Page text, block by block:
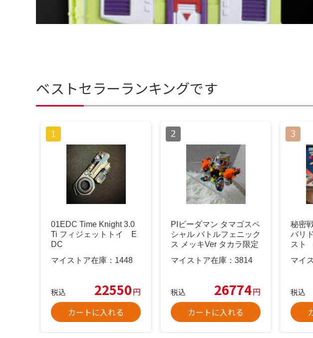
ベストセラーランキングです
01EDC Time Knight 3.0
Ti フィジェットトイ E
DC
マイストア在庫： 1448
税込 22550円
カートに入れる
PIビーダマン タマゴスペ
シャル バトルフェニック
ス メッキVer タカラ限定
マイストア在庫： 3814
税込 26774円
カートに入れる
秘密
バリ
スト
マイ
税込